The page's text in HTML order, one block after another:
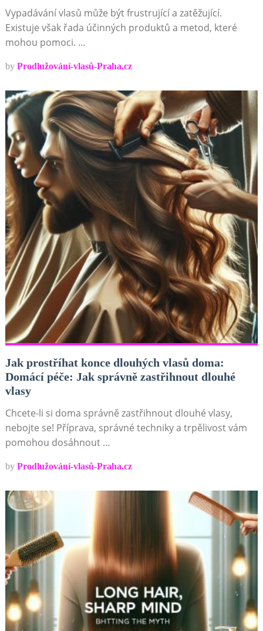
Vypadávání vlasů může být frustrující a zatěžující.
Existuje však řada účinných produktů a metod, které
mohou pomoci. …
by Prodlužování-vlasů-Praha.cz
Jak prostříhat konce dlouhých vlasů doma:
Domácí péče: Jak správně zastřihnout dlouhé
vlasy
Chcete-li si doma správně zastřihnout dlouhé vlasy,
nebojte se! Příprava, správné techniky a trpělivost vám
pomohou dosáhnout …
by Prodlužování-vlasů-Praha.cz